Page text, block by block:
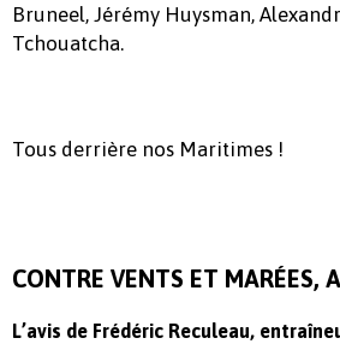
Bruneel, Jérémy Huysman,
Tchouatcha.
Tous derrière nos Maritimes !
CONTRE VENTS ET MARÉES,
L’avis de Frédéric Reculeau,